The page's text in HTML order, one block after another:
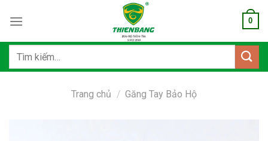
qua
dung
0
Tìm
Trang chủ / Găng Tay Bảo Hộ